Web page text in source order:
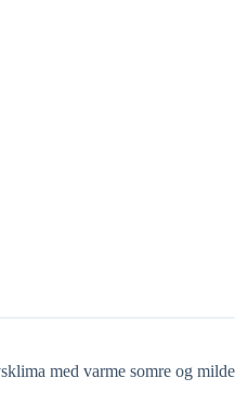
med varme somre og milde